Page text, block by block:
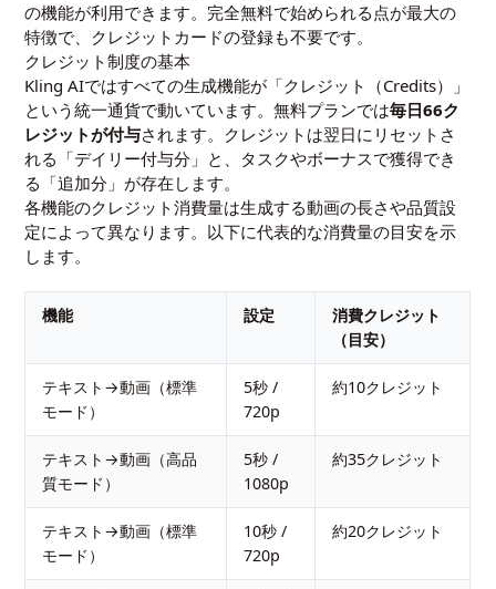
の機能が利用できます。完全無料で始められる点が最大の
特徴で、クレジットカードの登録も不要です。
クレジット制度の基本
Kling AIではすべての生成機能が「クレジット（Credits）」
という統一通貨で動いています。無料プランでは毎日66ク
レジットが付与されます。クレジットは翌日にリセットさ
れる「デイリー付与分」と、タスクやボーナスで獲得でき
る「追加分」が存在します。
各機能のクレジット消費量は生成する動画の長さや品質設
定によって異なります。以下に代表的な消費量の目安を示
します。
機能 設定
消費クレジット
（目安）
テキスト→動画（標準
モード）
5秒 /
720p
約10クレジット
テキスト→動画（高品
質モード）
5秒 /
1080p
約35クレジット
テキスト→動画（標準
モード）
10秒 /
720p
約20クレジット